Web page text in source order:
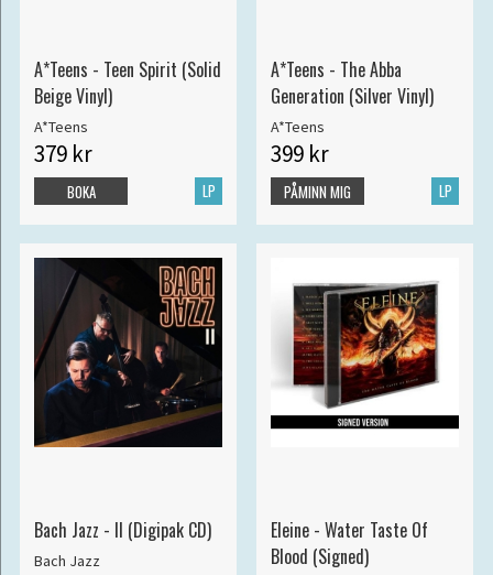
A*Teens - Teen Spirit (Solid
Beige Vinyl)
A*Teens
379 kr
LP
BOKA
A*Teens - The Abba
Generation (Silver Vinyl)
A*Teens
399 kr
LP
PÅMINN MIG
Bach Jazz - II (Digipak CD)
Bach Jazz
Eleine - Water Taste Of
Blood (Signed)